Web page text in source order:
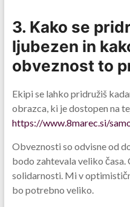
3. Kako se
ljubezen in
obveznost to
Ekipi se lahko pridružiš
obrazca, ki je dostopen na
https://www.8marec.si/
Obveznosti so odvisne od
bodo zahtevala veliko časa.
solidarnosti. Mi v
bo potrebno veliko.